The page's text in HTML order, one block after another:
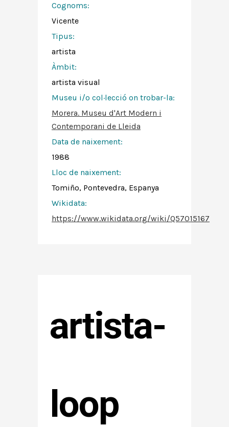
Cognoms:
Vicente
Tipus:
artista
Àmbit:
artista visual
Museu i/o col·lecció on trobar-la:
Morera. Museu d'Art Modern i
Contemporani de Lleida
Data de naixement:
1988
Lloc de naixement:
Tomiño, Pontevedra, Espanya
Wikidata:
https://www.wikidata.org/wiki/Q57015167
artista-
loop